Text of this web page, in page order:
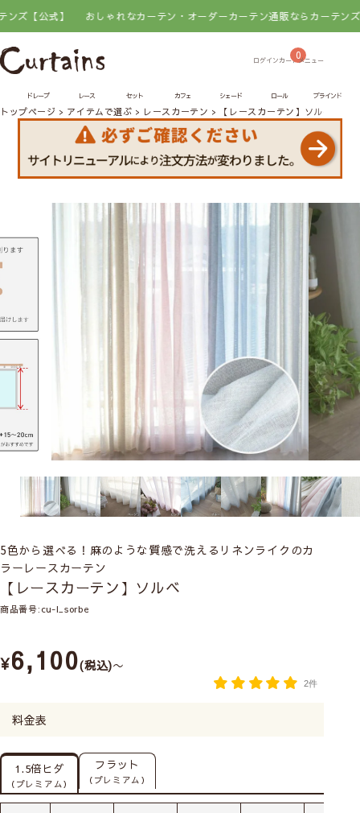
おしゃれなカーテン・オーダーカーテン通販ならカーテンズ【公式】
0
ドレープ レース セット カフェ シェード ロール ブラインド
トップページ アイテムで選ぶ レースカーテン 【レースカーテン】ソルベ
5色から選べる！麻のような質感で洗えるリネンライクのカ
ラーレースカーテン
【レースカーテン】ソルベ
商品番号 cu-l_sorbe
¥6,100 税込 〜
2件
料金表
1.5倍ヒダ
（プレミアム）
フラット
（プレミアム）